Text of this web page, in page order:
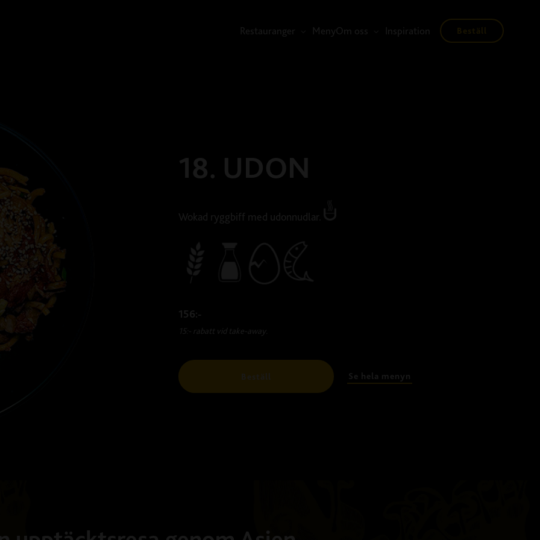
Restauranger MenyOm oss Inspiration Beställ
18. UDON
Wokad ryggbiff med udonnudlar.
156:-
15:- rabatt vid take-away.
Beställ Se hela menyn